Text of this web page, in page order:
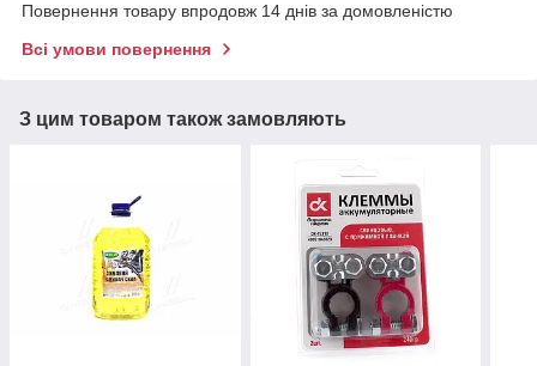
Повернення товару впродовж 14 днів за домовленістю
Всі умови повернення
З цим товаром також замовляють